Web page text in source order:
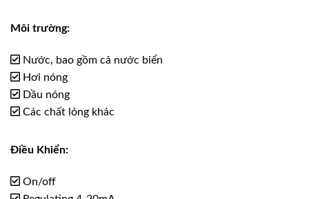
Môi trường:
Nước, bao gồm cả nước biển
Hơi nóng
Dầu nóng
Các chất lỏng khác
Điều Khiển:
On/off